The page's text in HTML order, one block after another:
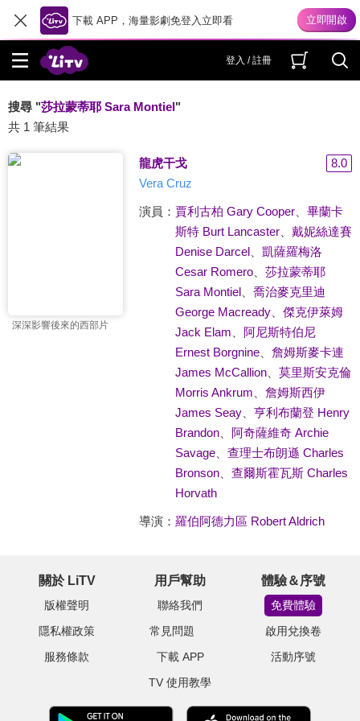
下載 APP，海量影劇免登入立即看
登入 / 註冊
搜尋 "莎拉蒙蒂耶 Sara Montiel"
共 1 筆結果
深深影響後來的西部片
龍虎干戈
8.0
Vera Cruz
演員： 賈利古柏 Gary Cooper、 畢蘭卡
斯特 Burt Lancaster、 戴妮絲達賽
Denise Darcel、 凱薩羅梅洛
Cesar Romero、 莎拉蒙蒂耶
Sara Montiel、 喬治麥克里迪
George Macready、 傑克伊萊姆
Jack Elam
阿尼斯特伯尼
Ernest Borgnine、 詹姆斯麥卡連
James McCallion、 莫里斯安克倫
Morris Ankrum
詹姆斯西伊
James Seay、 亨利布蘭登 Henry
Brandon、 阿奇薩維奇 Archie
Savage、 查理士布朗遜 Charles
Bronson、 查爾斯霍瓦斯 Charles
Horvath
導演： 羅伯阿德力區 Robert Aldrich
關於 LiTV
版權聲明
隱私權政策
服務條款
用戶幫助
聯絡我們
常見問題
下載 APP
TV 使用教學
體驗＆序號
免費體驗
啟用兌換卷
活動序號